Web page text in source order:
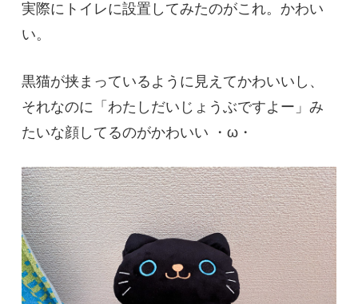
実際にトイレに設置してみたのがこれ。かわい
い。
黒猫が挟まっているように見えてかわいいし、
それなのに「わたしだいじょうぶですよー」み
たいな顔してるのがかわいい ・ω・